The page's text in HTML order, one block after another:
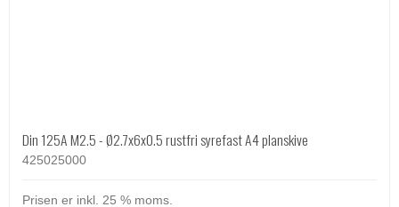
Din 125A M2.5 - Ø2.7x6x0.5 rustfri syrefast A4 planskive
425025000
Prisen er inkl. 25 % moms.